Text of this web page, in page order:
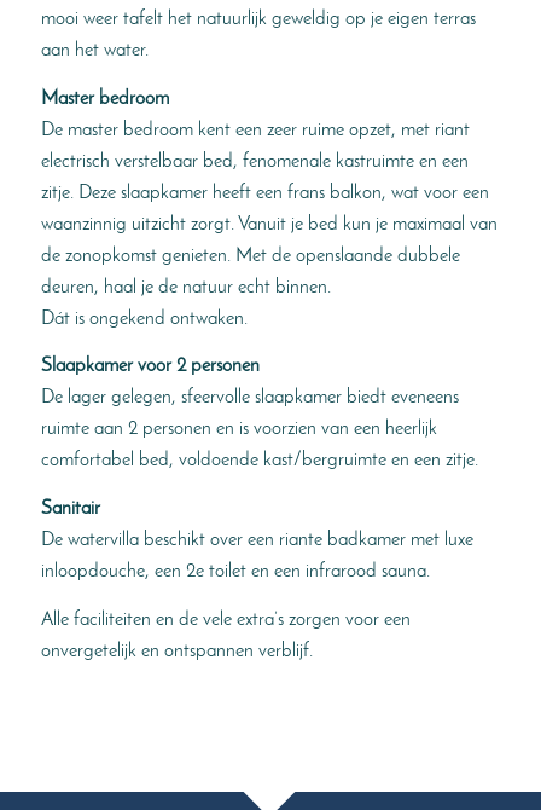
mooi weer tafelt het natuurlijk geweldig op je eigen terras
aan het water.
Master bedroom
De master bedroom kent een zeer ruime opzet, met riant
electrisch verstelbaar bed, fenomenale kastruimte en een
zitje. Deze slaapkamer heeft een frans balkon, wat voor een
waanzinnig uitzicht zorgt. Vanuit je bed kun je maximaal van
de zonopkomst genieten. Met de openslaande dubbele
deuren, haal je de natuur echt binnen.
Dát is ongekend ontwaken.
Slaapkamer voor 2 personen
De lager gelegen, sfeervolle slaapkamer biedt eveneens
ruimte aan 2 personen en is voorzien van een heerlijk
comfortabel bed, voldoende kast/bergruimte en een zitje.
Sanitair
De watervilla beschikt over een riante badkamer met luxe
inloopdouche, een 2e toilet en een infrarood sauna.
Alle faciliteiten en de vele extra’s zorgen voor een
onvergetelijk en ontspannen verblijf.